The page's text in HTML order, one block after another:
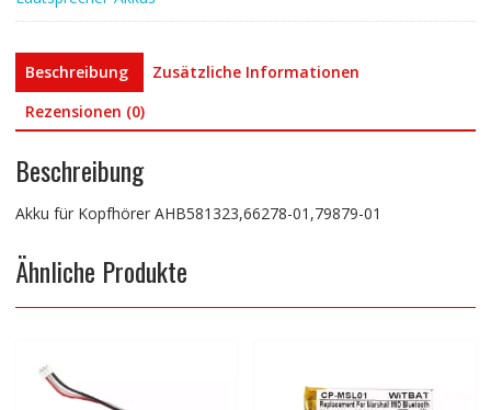
Beschreibung
Zusätzliche Informationen
Rezensionen (0)
Beschreibung
Akku für Kopfhörer AHB581323,66278-01,79879-01
Ähnliche Produkte